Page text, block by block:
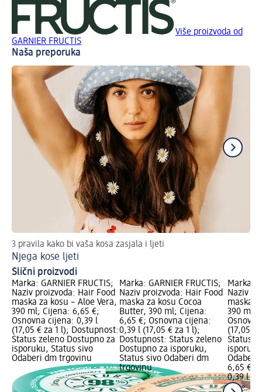
Više proizvoda od
GARNIER FRUCTIS
Naša preporuka
3 pravila kako bi vaša kosa zasjala i ljeti
Njega kose ljeti
Slični proizvodi
Marka: GARNIER FRUCTIS;
Naziv proizvoda: Hair Food
maska za kosu – Aloe Vera,
390 ml; Cijena: 6,65 €;
Osnovna cijena: 0,39 l
(17,05 € za 1 l); Dostupnost:
Status zeleno Dostupno za
isporuku, Status sivo
Odaberi dm trgovinu
Marka: GARNIER FRUCTIS;
Naziv proizvoda: Hair Food
maska za kosu Cocoa
Butter, 390 ml; Cijena:
6,65 €; Osnovna cijena:
0,39 l (17,05 € za 1 l);
Dostupnost: Status zeleno
Dostupno za isporuku,
Status sivo Odaberi dm
trgovinu
Marka:
Naziv
maska
390 ml;
(17,05 €
Status
Odaberi
6,65 €
0,39 l